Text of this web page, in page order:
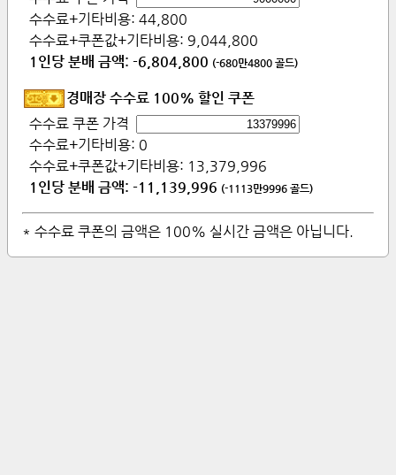
수수료+기타비용: 44,800
수수료+쿠폰값+기타비용: 9,044,800
1인당 분배 금액: -6,804,800 (-680만4800 골드)
경매장 수수료 100% 할인 쿠폰
수수료 쿠폰 가격
수수료+기타비용: 0
수수료+쿠폰값+기타비용: 13,379,996
1인당 분배 금액: -11,139,996 (-1113만9996 골드)
* 수수료 쿠폰의 금액은 100% 실시간 금액은 아닙니다.